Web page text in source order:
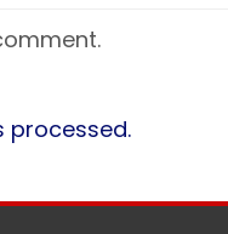
processed.